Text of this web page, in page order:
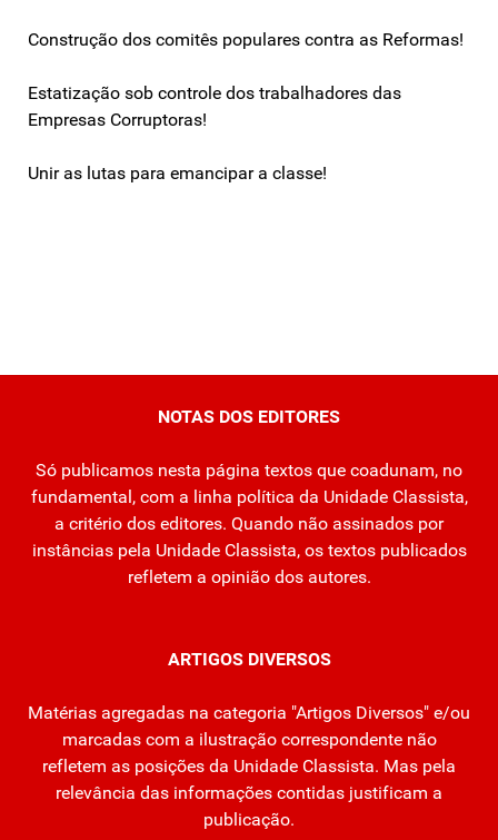
Construção dos comitês populares contra as Reformas!
Estatização sob controle dos trabalhadores das
Empresas Corruptoras!
Unir as lutas para emancipar a classe!
NOTAS DOS EDITORES
Só publicamos nesta página textos que coadunam, no
fundamental, com a linha política da Unidade Classista,
a critério dos editores. Quando não assinados por
instâncias pela Unidade Classista, os textos publicados
refletem a opinião dos autores.
ARTIGOS DIVERSOS
Matérias agregadas na categoria "Artigos Diversos" e/ou
marcadas com a ilustração correspondente não
refletem as posições da Unidade Classista. Mas pela
relevância das informações contidas justificam a
publicação.